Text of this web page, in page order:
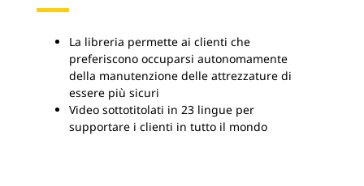
La libreria permette ai clienti che
preferiscono occuparsi autonomamente
della manutenzione delle attrezzature di
essere più sicuri
Video sottotitolati in 23 lingue per
supportare i clienti in tutto il mondo